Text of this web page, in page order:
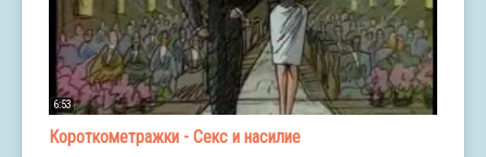
6:53
Короткометражки - Секс и насилие